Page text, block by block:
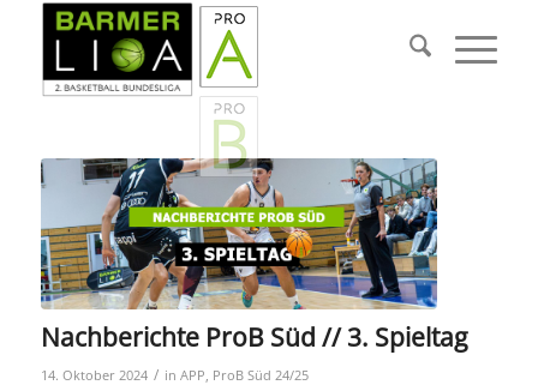
Nachberichte ProB Süd // 3. Spieltag
14. Oktober 2024 / in APP ProB Süd 24/25